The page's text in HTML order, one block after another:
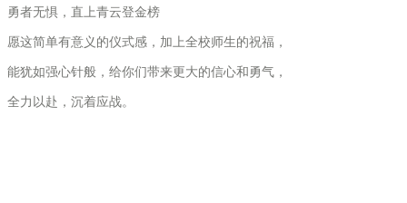
勇者无惧，直上青云登金榜
愿这简单有意义的仪式感，加上全校师生的祝福，
能犹如强心针般，给你们带来更大的信心和勇气，
全力以赴，沉着应战。